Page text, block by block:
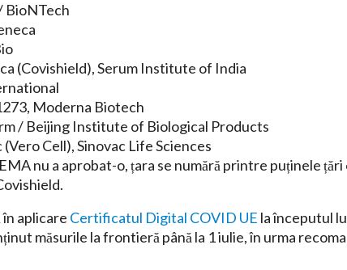
BioNTech
(Covishield), Serum Institute of India
Moderna Biotech
/ Beijing Institute of Biological Products
Cell), Sinovac Life Sciences
nu a aprobat-o, țara se numără printre puținele
în aplicare Certificatul Digital COVID UE la începutul
măsurile la frontieră până la 1 iulie, în urma